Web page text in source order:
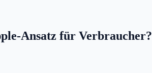
Ansatz für Verbraucher?